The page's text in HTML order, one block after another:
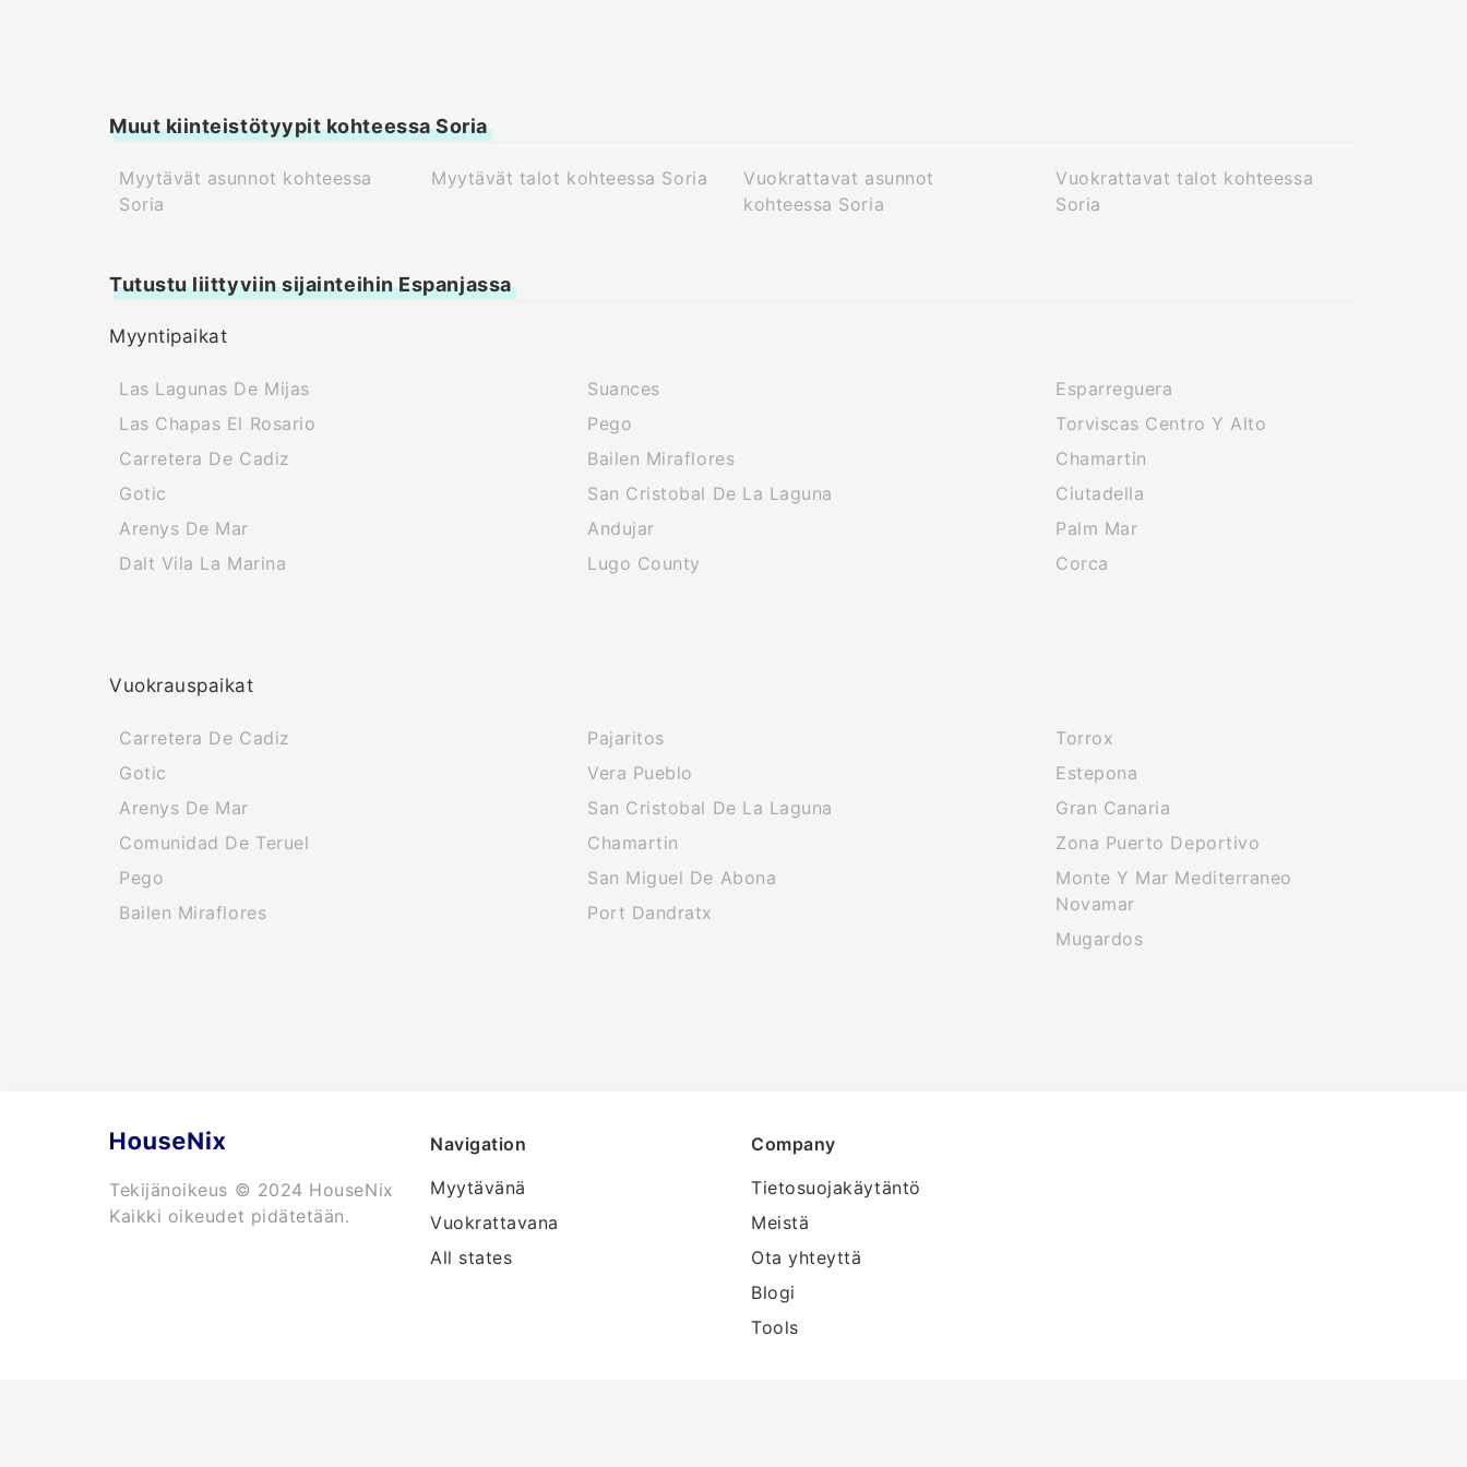
Muut kiinteistötyypit kohteessa Soria
Myytävät asunnot kohteessa
Soria
Myytävät talot kohteessa Soria
Vuokrattavat asunnot
kohteessa Soria
Vuokrattavat talot kohteessa
Soria
Tutustu liittyviin sijainteihin Espanjassa
Myyntipaikat
Las Lagunas De Mijas
Las Chapas El Rosario
Carretera De Cadiz
Gotic
Arenys De Mar
Dalt Vila La Marina
Suances
Pego
Bailen Miraflores
San Cristobal De La Laguna
Andujar
Lugo County
Esparreguera
Torviscas Centro Y Alto
Chamartin
Ciutadella
Palm Mar
Corca
Vuokrauspaikat
Carretera De Cadiz
Gotic
Arenys De Mar
Comunidad De Teruel
Pego
Bailen Miraflores
Pajaritos
Vera Pueblo
San Cristobal De La Laguna
Chamartin
San Miguel De Abona
Port Dandratx
Torrox
Estepona
Gran Canaria
Zona Puerto Deportivo
Monte Y Mar Mediterraneo
Novamar
Mugardos
Tekijänoikeus © 2024 HouseNix
Kaikki oikeudet pidätetään.
Navigation
Myytävänä
Vuokrattavana
All states
Company
Tietosuojakäytäntö
Meistä
Ota yhteyttä
Blogi
Tools